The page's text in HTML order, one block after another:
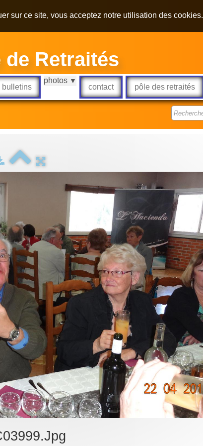
sur ce site, vous acceptez notre utilisation des cookies.
Retraités
bulletins
photos ▼
contact pôle des retraités